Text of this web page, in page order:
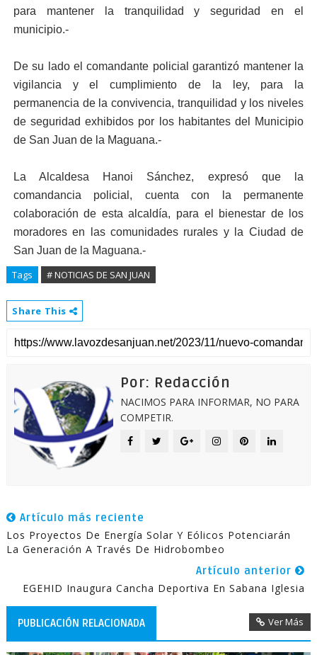
para mantener la tranquilidad y seguridad en el
municipio.-
De su lado el comandante policial garantizó mantener la
vigilancia y el cumplimiento de la ley, para la
permanencia de la convivencia, tranquilidad y los niveles
de seguridad exhibidos por los habitantes del Municipio
de San Juan de la Maguana.-
La Alcaldesa Hanoi Sánchez, expresó que la
comandancia policial, cuenta con la permanente
colaboración de esta alcaldía, para el bienestar de los
moradores en las comunidades rurales y la Ciudad de
San Juan de la Maguana.-
Tags # NOTICIAS DE SAN JUAN
Share This
Por: Redacción
NACIMOS PARA INFORMAR, NO PARA
COMPETIR.
Artículo más reciente
Los Proyectos De Energía Solar Y Eólicos Potenciarán
La Generación A Través De Hidrobombeo
Artículo anterior
EGEHID Inaugura Cancha Deportiva En Sabana Iglesia
PUBLICACIÓN RELACIONADA Ver Más